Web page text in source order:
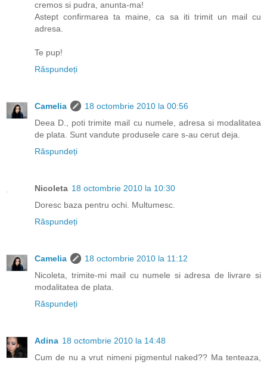
cremos si pudra, anunta-ma!
Astept confirmarea ta maine, ca sa iti trimit un mail cu
adresa.
Te pup!
Răspundeți
Camelia
18 octombrie 2010 la 00:56
Deea D., poti trimite mail cu numele, adresa si modalitatea
de plata. Sunt vandute produsele care s-au cerut deja.
Răspundeți
Nicoleta 18 octombrie 2010 la 10:30
Doresc baza pentru ochi. Multumesc.
Răspundeți
Camelia
18 octombrie 2010 la 11:12
Nicoleta, trimite-mi mail cu numele si adresa de livrare si
modalitatea de plata.
Răspundeți
Adina 18 octombrie 2010 la 14:48
Cum de nu a vrut nimeni pigmentul naked?? Ma tenteaza,